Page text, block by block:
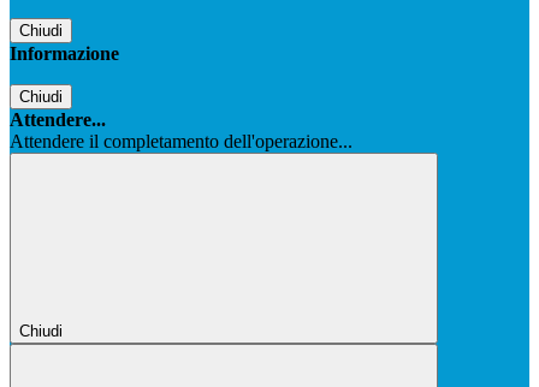
Chiudi
Informazione
Chiudi
Attendere...
Attendere il completamento dell'operazione...
Chiudi